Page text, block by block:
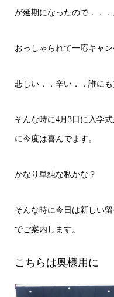
が延期になったので．．．
おっしゃられて一応キャ
悲しい．．辛い．．誰に
そんな時に4月3日に入学
に今度は喜んでます。
かなり単純な私かな？
そんな時に今日は新しい
でご案内します。
こちらは奥様用に